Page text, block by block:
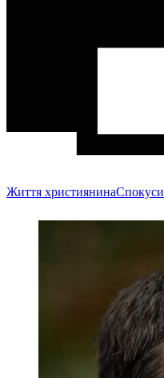
Життя християнинаСпокуси